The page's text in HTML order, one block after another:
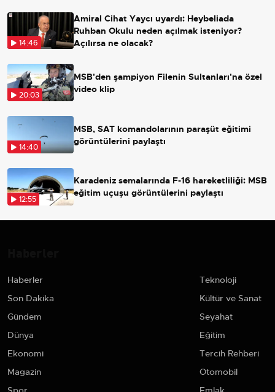
14:46
Amiral Cihat Yaycı uyardı: Heybeliada
Ruhban Okulu neden açılmak isteniyor?
Açılırsa ne olacak?
20:03
MSB'den şampiyon Filenin Sultanları'na özel
video klip
14:40
MSB, SAT komandolarının paraşüt eğitimi
görüntülerini paylaştı
12:55
Karadeniz semalarında F-16 hareketliliği: MSB
eğitim uçuşu görüntülerini paylaştı
Haberler
Son Dakika
Gündem
Dünya
Ekonomi
Magazin
Teknoloji
Kültür ve Sanat
Seyahat
Eğitim
Tercih Rehberi
Otomobil